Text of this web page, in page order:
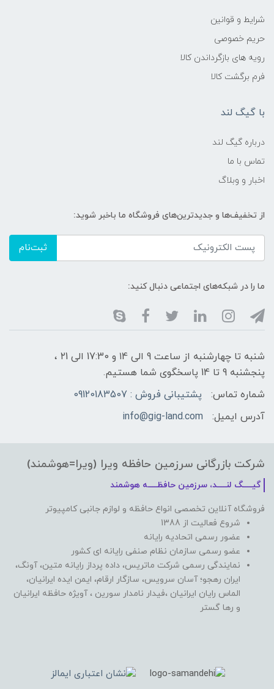
شرایط و قوانین
حریم خصوصی
رویه های بازگرداندن کالا
فرم برگشت کالا
با گیگ لند
درباره گیگ لند
تماس با ما
اخبار و وبلاگ
از تخفیف‌ها و جدیدترین‌های فروشگاه ما باخبر شوید:
ثبت‌نام
ما را در شبکه‌های اجتماعی دنبال کنید:
شنبه تا چهارشنبه از ساعت 9 الی ۱4 و 17:30 الی ۲1 ،
پنجشنبه 9 تا 14 پاسخگوی شما هستیم.
شماره تماس:
پشتیبانی فروش : 09120183507
آدرس ایمیل:
info@gig-land.com
شرکت بازرگانی سرزمین حافظه ویرا (ویرا=هوشمند)
گیـــــگ لنـــــد، سرزمین حافظـــــه هوشمند
فروشگاه آنلاین تخصصی انواع حافظه و لوازم جانبی کامپیوتر
شروع فعالیت از 1388
عضور رسمی اتحادیه رایانه
عضو رسمی سازمان نظام صنفی رایانه ای کشور
نمایندگی رسمی شرکت ماتریس، داده پرداز رایانه متین، آونگ،
ایران رهجو؛ آسان سرویس، سازگار ارقام، ایمن ایده ایرانیان،
الماس رایان ایرانیان ،فیدار نامدار سورین ، آویژه حافظه ایرانیان
و رها گستر